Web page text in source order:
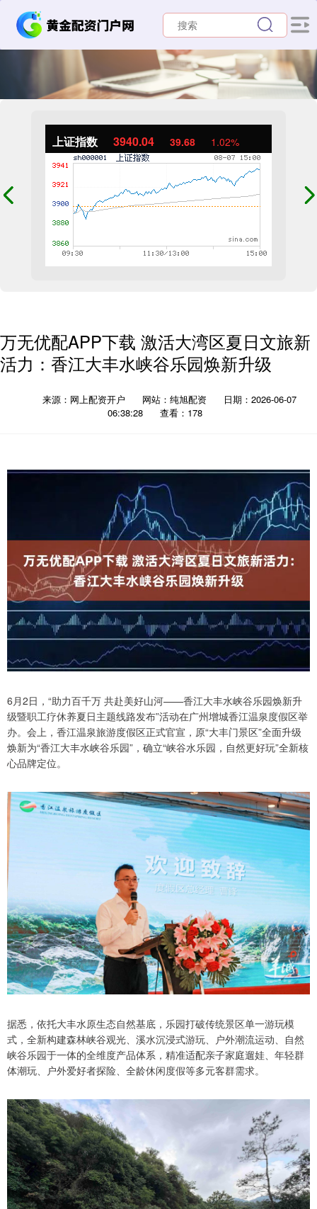
上证指数 3940.04 39.68 1.02%
万无优配APP下载 激活大湾区夏日文旅新
活力：香江大丰水峡谷乐园焕新升级
来源：网上配资开户 网站：纯旭配资
日期：2026-06-07
06:38:28
查看：178
6月2日，“助力百千万 共赴美好山河——香江大丰水峡谷乐园焕新升
级暨职工疗休养夏日主题线路发布”活动在广州增城香江温泉度假区举
办。会上，香江温泉旅游度假区正式官宣，原“大丰门景区”全面升级
焕新为“香江大丰水峡谷乐园”，确立“峡谷水乐园，自然更好玩”全新核
心品牌定位。
据悉，依托大丰水原生态自然基底，乐园打破传统景区单一游玩模
式，全新构建森林峡谷观光、溪水沉浸式游玩、户外潮流运动、自然
峡谷乐园于一体的全维度产品体系，精准适配亲子家庭遛娃、年轻群
体潮玩、户外爱好者探险、全龄休闲度假等多元客群需求。